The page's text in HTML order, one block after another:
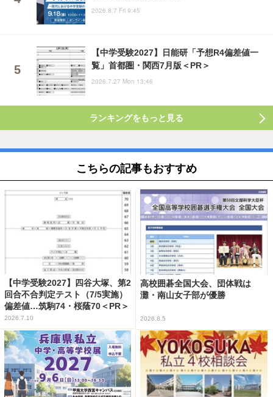
2026.8.7 Fri 9:45
【中学受験2027】日能研「予想R4偏差値一
覧」首都圏・関西7月版＜PR＞
2026.7.27 Mon 13:46
ランキングをもっと見る
こちらの記事もおすすめ
【中学受験2027】四谷大塚、第2
回合不合判定テスト（7/5実施）
偏差値…筑駒74・桜蔭70＜PR＞
2026.7.10
高校囲碁全国大会、団体戦は
灘・南山女子部が優勝
2026.8.5